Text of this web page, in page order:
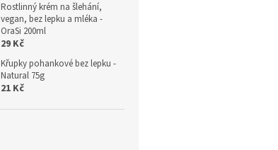
Rostlinný krém na šlehání,
vegan, bez lepku a mléka -
OraSi 200ml
29 Kč
Křupky pohankové bez lepku -
Natural 75g
21 Kč